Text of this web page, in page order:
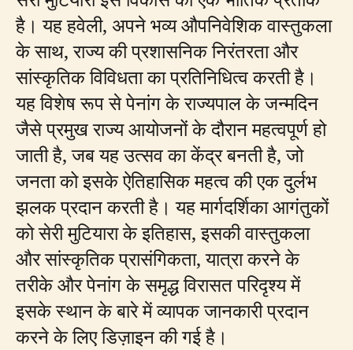
है। यह हवेली, अपने भव्य औपनिवेशिक वास्तुकला
के साथ, राज्य की प्रशासनिक निरंतरता और
सांस्कृतिक विविधता का प्रतिनिधित्व करती है।
यह विशेष रूप से पेनांग के राज्यपाल के जन्मदिन
जैसे प्रमुख राज्य आयोजनों के दौरान महत्वपूर्ण हो
जाती है, जब यह उत्सव का केंद्र बनती है, जो
जनता को इसके ऐतिहासिक महत्व की एक दुर्लभ
झलक प्रदान करती है। यह मार्गदर्शिका आगंतुकों
को सेरी मुटियारा के इतिहास, इसकी वास्तुकला
और सांस्कृतिक प्रासंगिकता, यात्रा करने के
तरीके और पेनांग के समृद्ध विरासत परिदृश्य में
इसके स्थान के बारे में व्यापक जानकारी प्रदान
करने के लिए डिज़ाइन की गई है।